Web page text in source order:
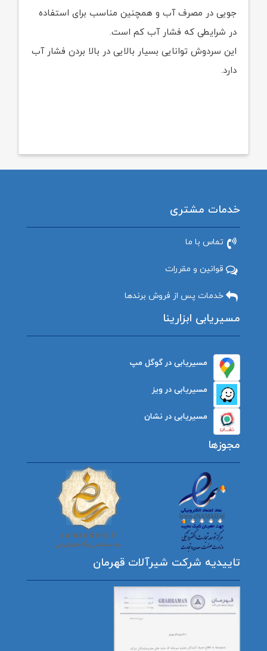
جویی در مصرف آب و همچنین مناسب برای استفاده
در شرایطی که فشار آب کم است.
این سردوش توانایی بسیار بالایی در بالا بردن فشار آب
دارد.
خدمات مشتری
تماس با ما
قوانین و مقررات
خدمات پس از فروش برندها
مسیریابی ابزارینا
مسیریابی در گوگل مپ
مسیریابی در ویز
مسیریابی در نشان
مجوزها
تاییدیه شرکت شیرآلات قهرمان